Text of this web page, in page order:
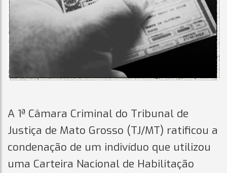
A 1ª Câmara Criminal do Tribunal de
Justiça de Mato Grosso (TJ/MT) ratificou a
condenação de um indivíduo que utilizou
uma Carteira Nacional de Habilitação